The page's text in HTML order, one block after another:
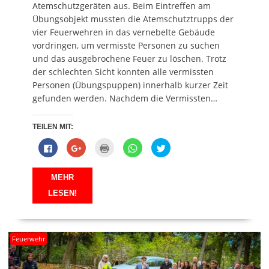
) t
)
e
)
)
Atemschutzgeräten aus. Beim Eintreffen am
Übungsobjekt mussten die Atemschutztrupps der
vier Feuerwehren in das vernebelte Gebäude
vordringen, um vermisste Personen zu suchen
und das ausgebrochene Feuer zu löschen. Trotz
der schlechten Sicht konnten alle vermissten
Personen (Übungspuppen) innerhalb kurzer Zeit
gefunden werden. Nachdem die Vermissten…
TEILEN MIT:
K
l
c
k
,
u
m
a
f
F
a
c
e
b
o
Z
u
T
n
u
f
G
o
o
g
l
A
u
s
d
r
u
c
K
l
a
u
f
W
h
a
t
K
l
e
r
T
w
i
t
t
MEHR
LESEN!
Feuerwehr